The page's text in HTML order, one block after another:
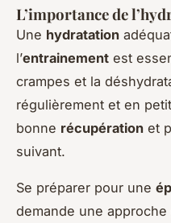
L’importance de
Une hydratation
l’entrainement est
crampes et la
régulièrement et en
bonne récupération et
suivant.
Se préparer pour une
demande une